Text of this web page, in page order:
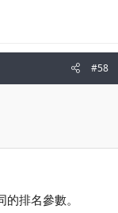
#58
排名參數。